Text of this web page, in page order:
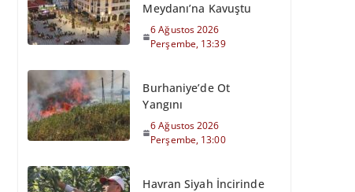
Meydanı’na Kavuştu
6 Ağustos 2026
Perşembe, 13:39
Burhaniye’de Ot
Yangını
6 Ağustos 2026
Perşembe, 13:00
Havran Siyah İncirinde